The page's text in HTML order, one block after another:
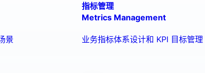
景
指标管理
Metrics Management
业务指标体系设计和 KPI 目标管理